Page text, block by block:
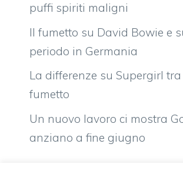
puffi spiriti maligni
Il fumetto su David Bowie e
periodo in Germania
La differenze su Supergirl
fumetto
Un nuovo lavoro ci mostra
anziano a fine giugno